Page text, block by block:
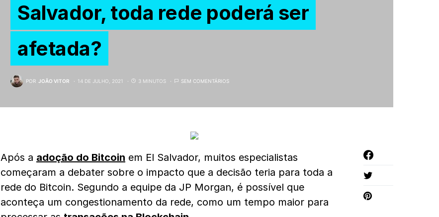
Salvador, toda rede poderá ser
afetada?
POR JOÃO VITOR 14 DE JULHO, 2021 3 MINUTOS SEM COMENTÁRIOS
Após a adoção do Bitcoin em El Salvador, muitos especialistas
começaram a debater sobre o impacto que a decisão teria para toda a
rede do Bitcoin. Segundo a equipe da JP Morgan, é possível que
aconteça um congestionamento da rede, como um tempo maior para